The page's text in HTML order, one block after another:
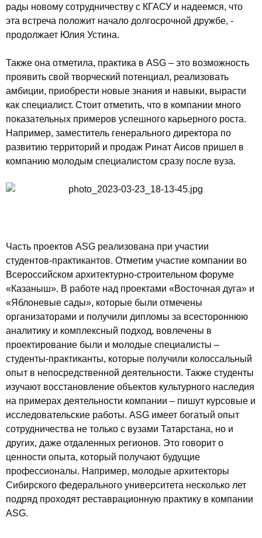
рады новому сотрудничеству с КГАСУ и надеемся, что
эта встреча положит начало долгосрочной дружбе, -
продолжает Юлия Устина.
Также она отметила, практика в ASG – это возможность
проявить свой творческий потенциал, реализовать
амбиции, приобрести новые знания и навыки, вырасти
как специалист. Стоит отметить, что в компании много
показательных примеров успешного карьерного роста.
Например, заместитель генерального директора по
развитию территорий и продаж Ринат Аисов пришел в
компанию молодым специалистом сразу после вуза.
Часть проектов ASG реализована при участии
студентов-практикантов. Отметим участие компании во
Всероссийском архитектурно-строительном форуме
«Казаныш». В работе над проектами «Восточная дуга» и
«Яблоневые сады», которые были отмечены
организаторами и получили дипломы за всестороннюю
аналитику и комплексный подход, вовлечены в
проектирование были и молодые специалисты –
студенты-практиканты, которые получили колоссальный
опыт в непосредственной деятельности. Также студенты
изучают восстановление объектов культурного наследия
на примерах деятельности компании – пишут курсовые и
исследовательские работы. ASG имеет богатый опыт
сотрудничества не только с вузами Татарстана, но и
других, даже отдаленных регионов. Это говорит о
ценности опыта, который получают будущие
профессионалы. Например, молодые архитекторы
Сибирского федерального университета несколько лет
подряд проходят реставрационную практику в компании
ASG.